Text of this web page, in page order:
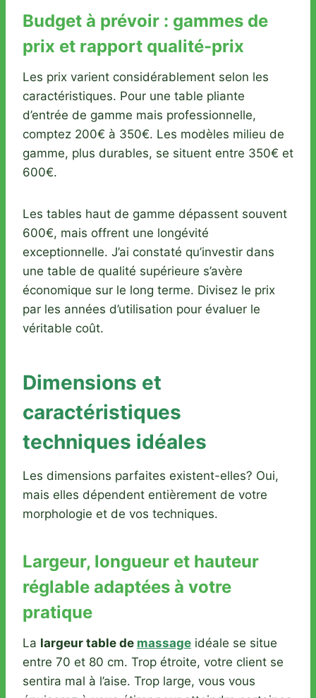
Budget à prévoir : gammes de
prix et rapport qualité-prix
Les prix varient considérablement selon les
caractéristiques. Pour une table pliante
d’entrée de gamme mais professionnelle,
comptez 200€ à 350€. Les modèles milieu de
gamme, plus durables, se situent entre 350€ et
600€.
Les tables haut de gamme dépassent souvent
600€, mais offrent une longévité
exceptionnelle. J’ai constaté qu’investir dans
une table de qualité supérieure s’avère
économique sur le long terme. Divisez le prix
par les années d’utilisation pour évaluer le
véritable coût.
Dimensions et
caractéristiques
techniques idéales
Les dimensions parfaites existent-elles? Oui,
mais elles dépendent entièrement de votre
morphologie et de vos techniques.
Largeur, longueur et hauteur
réglable adaptées à votre
pratique
La largeur table de massage idéale se situe
entre 70 et 80 cm. Trop étroite, votre client se
sentira mal à l’aise. Trop large, vous vous